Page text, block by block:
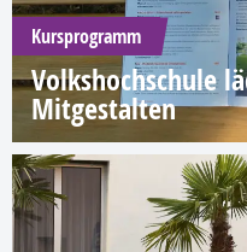
Kursprogramm
Volkshochschule
Mitgestalten